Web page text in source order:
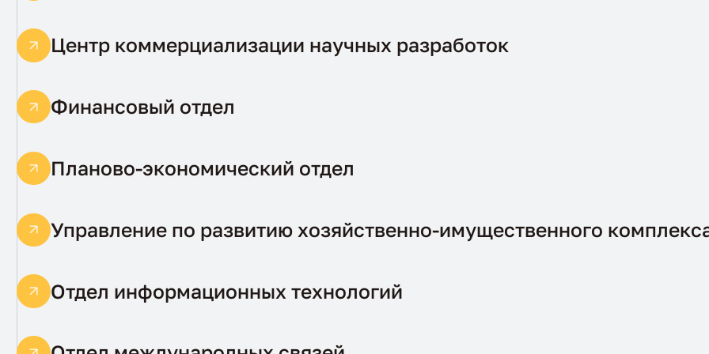
Центр коммерциализации научных разработок
Финансовый отдел
Планово-экономический отдел
Управление по развитию хозяйственно-имущественного
Отдел информационных технологий